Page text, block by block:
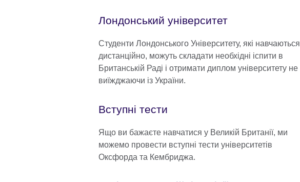
Лондонський університет
Студенти Лондонського Університету, які навчаються
дистанційно, можуть складати необхідні іспити в
Британській Раді і отримати диплом університету не
виїжджаючи із України.
Вступні тести
Ящо ви бажаєте навчатися у Великій Британії, ми
можемо провести вступні тести університетів
Оксфорда та Кембриджа.